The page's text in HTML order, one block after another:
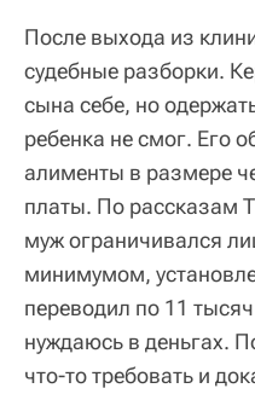
После выхода из
судебные разборки.
сына себе, но
ребенка не смог. Его
алименты в размере
платы. По рассказам
муж ограничивался
минимумом,
переводил по 11
нуждаюсь в деньгах.
что-то требовать и